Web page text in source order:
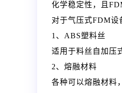
化学稳定性，且
对于气压式FDM设
1、ABS塑料丝
适用于料丝自加压
2、熔融材料
各种可以熔融材料